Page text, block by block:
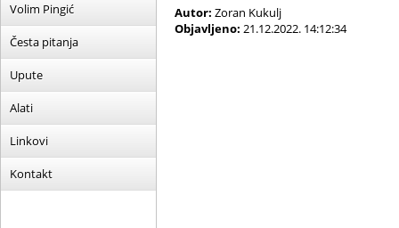
Volim Pingić
Česta pitanja
Upute
Alati
Linkovi
Kontakt
Autor: Zoran Kukulj
Objavljeno: 21.12.2022. 14:12:34